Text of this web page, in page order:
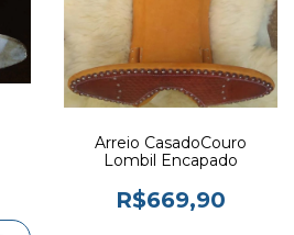
Arreio CasadoCouro
Lombil Encapado
R$669,90